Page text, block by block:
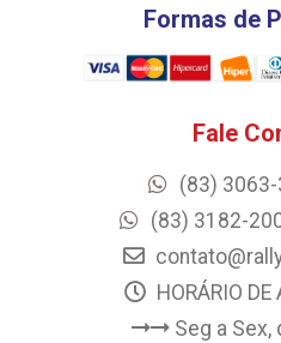
Formas de
Fale
(83)
(83) 3182-
HORÁRIO
Seg a Sex,